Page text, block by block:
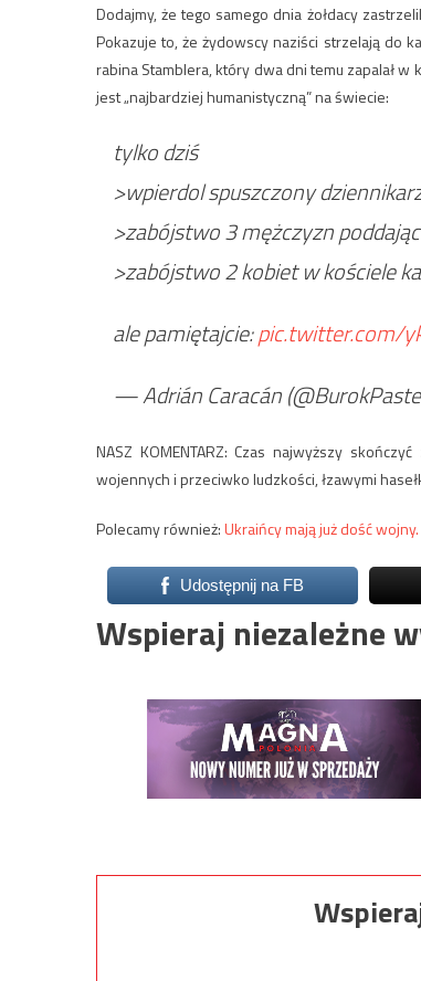
Dodajmy, że tego samego dnia żołdacy
Pokazuje to, że żydowscy naziści strzelają do
rabina Stamblera, który dwa dni temu zapalał
jest „najbardziej humanistyczną” na świecie:
tylko dziś
>wpierdol spuszczony
>zabójstwo 3 mężczyzn
>zabójstwo 2 kobiet w kościele
ale pamiętajcie:pic.twitter.com/
— Adrián Caracán
NASZ KOMENTARZ: Czas najwyższy
wojennych i przeciwko ludzkości, łzawymi
Polecamy również:Ukraińcy mają już dość
Udostępnij na FB
Wspieraj niezależne